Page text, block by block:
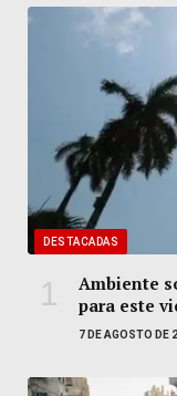
DESTACADAS
Ambiente
para este
7 DE AGOSTO DE